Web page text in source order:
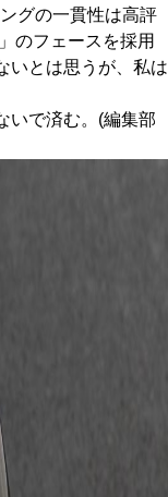
グの一貫性は高評
のフェースを採用
いとは思うが、私は
いで済む。(編集部